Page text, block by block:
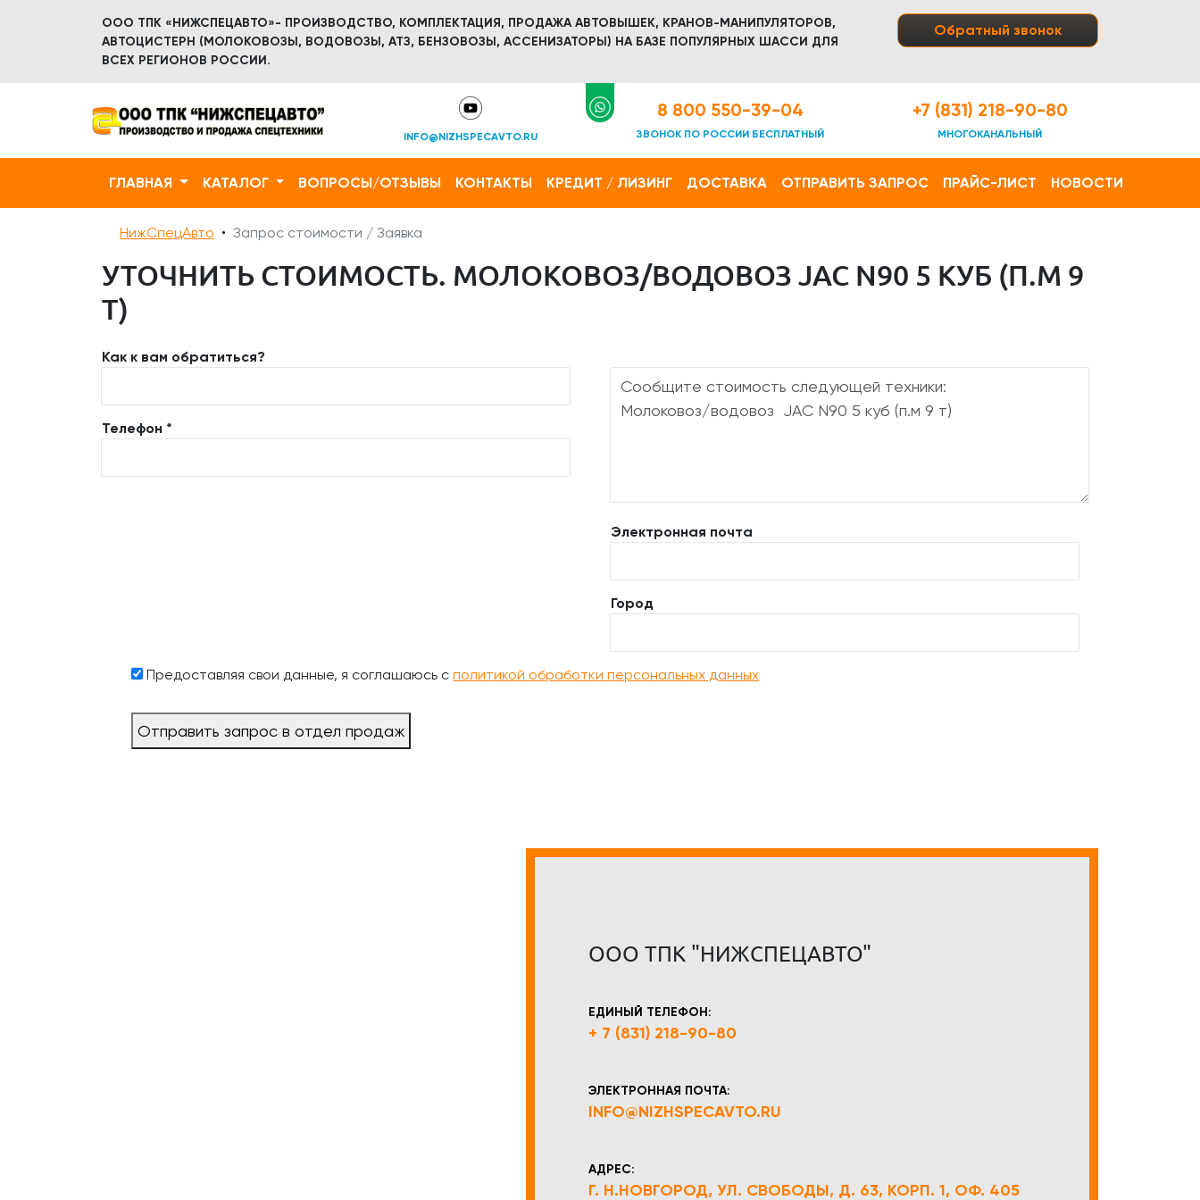
ООО ТПК «НИЖСПЕЦАВТО»- ПРОИЗВОДСТВО, КОМПЛЕКТАЦИЯ, ПРОДАЖА АВТОВЫШЕК, КРАНОВ-МАНИПУЛЯТОРОВ,
АВТОЦИСТЕРН (МОЛОКОВОЗЫ, ВОДОВОЗЫ, АТЗ, БЕНЗОВОЗЫ, АССЕНИЗАТОРЫ) НА БАЗЕ ПОПУЛЯРНЫХ ШАССИ ДЛЯ
ВСЕХ РЕГИОНОВ РОССИИ.
Обратный звонок
INFO@NIZHSPECAVTO.RU
8 800 550-39-04
ЗВОНОК ПО РОССИИ БЕСПЛАТНЫЙ
+7 (831) 218-90-80
МНОГОКАНАЛЬНЫЙ
ГЛАВНАЯ КАТАЛОГ ВОПРОСЫ/ОТЗЫВЫ КОНТАКТЫ КРЕДИТ / ЛИЗИНГ ДОСТАВКА ОТПРАВИТЬ ЗАПРОС ПРАЙС-ЛИСТ НОВОСТИ
НижСпецАвто Запрос стоимости / Заявка
УТОЧНИТЬ СТОИМОСТЬ. МОЛОКОВОЗ/ВОДОВОЗ JAC N90 5 КУБ (П.М 9
Т)
Как к вам обратиться?
Телефон *
Электронная почта
Город
Предоставляя свои данные, я соглашаюсь сполитикой обработки персональных данных
Отправить запрос в отдел продаж
ООО ТПК "НИЖСПЕЦАВТО"
ЕДИНЫЙ ТЕЛЕФОН:
+ 7 (831) 218-90-80
ЭЛЕКТРОННАЯ ПОЧТА:
INFO@NIZHSPECAVTO.RU
АДРЕС:
Г. Н.НОВГОРОД, УЛ. СВОБОДЫ, Д. 63, КОРП. 1, ОФ. 405